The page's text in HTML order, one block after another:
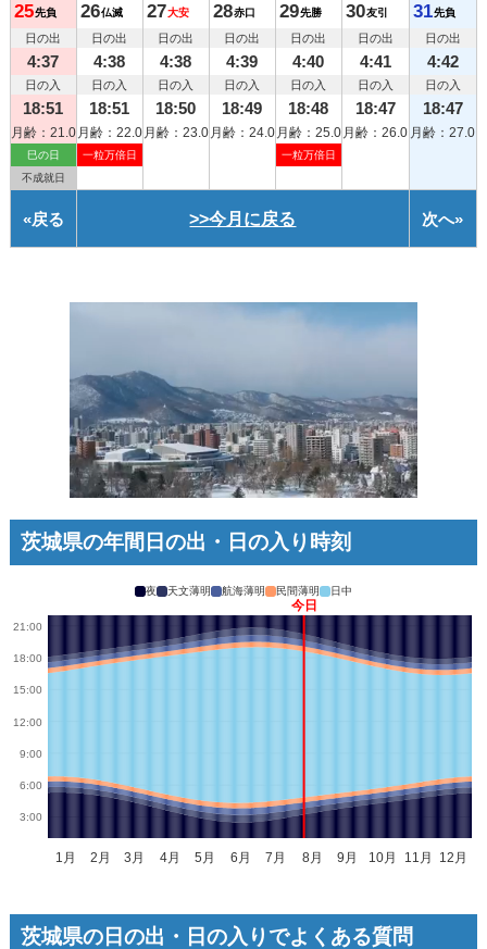
25先負
日の出
4:37
日の入
18:51
月齢：21.0
巳の日
不成就日
26仏滅
日の出
4:38
日の入
18:51
月齢：22.0
一粒万倍日
27大安
日の出
4:38
日の入
18:50
月齢：23.0
28赤口
日の出
4:39
日の入
18:49
月齢：24.0
29先勝
日の出
4:40
日の入
18:48
月齢：25.0
一粒万倍日
30友引
日の出
4:41
日の入
18:47
月齢：26.0
31先負
日の出
4:42
日の入
18:47
月齢：27.0
«戻る >>今月に戻る 次へ»
茨城県の年間日の出・日の入り時刻
夜 天文薄明 航海薄明 民間薄明 日中
茨城県の日の出・日の入りでよくある質問